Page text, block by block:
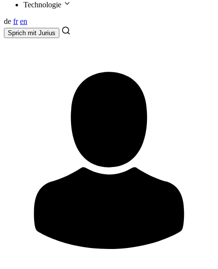
Technologie
de fr en
Sprich mit Jurius